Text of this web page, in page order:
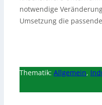
notwendige
Umsetzung die
Thematik: Allgemein,